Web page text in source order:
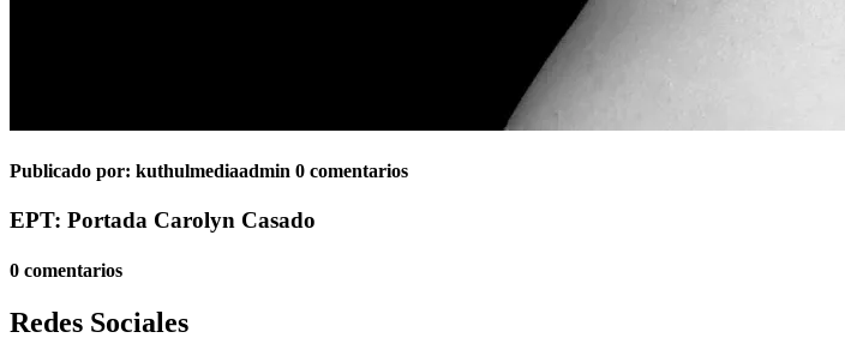
Publicado por: kuthulmediaadmin 0 comentarios
EPT: Portada Carolyn Casado
0 comentarios
Redes Sociales